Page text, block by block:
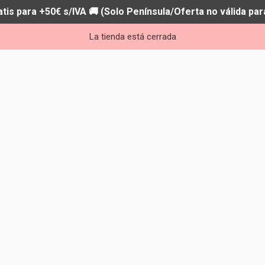
para +50€ s/IVA 🚚 (Solo Península/Oferta no válida
La tienda está cerrada